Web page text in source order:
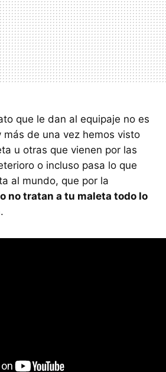
que le dan al equipaje no es
de una vez hemos visto
u otras que vienen por las
o incluso pasa lo que
al mundo, que por la
no tratan a tu maleta todo lo
.